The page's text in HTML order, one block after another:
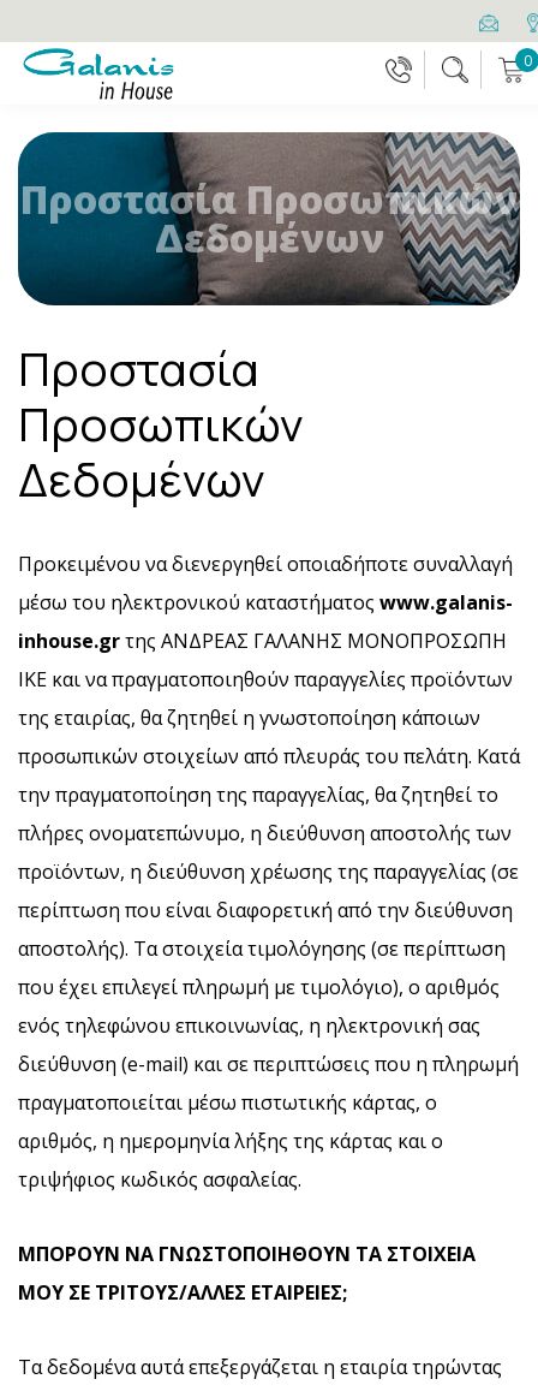
0
Προστασία Προσωπικών
Δεδομένων
Προστασία
Προσωπικών
Δεδομένων
Προκειμένου να διενεργηθεί οποιαδήποτε συναλλαγή
μέσω του ηλεκτρονικού καταστήματος www.galanis-
inhouse.grτης ΑΝΔΡΕΑΣ ΓΑΛΑΝΗΣ ΜΟΝΟΠΡΟΣΩΠΗ
ΙΚΕ και να πραγματοποιηθούν παραγγελίες προϊόντων
της εταιρίας, θα ζητηθεί η γνωστοποίηση κάποιων
προσωπικών στοιχείων από πλευράς του πελάτη. Κατά
την πραγματοποίηση της παραγγελίας, θα ζητηθεί το
πλήρες ονοματεπώνυμο, η διεύθυνση αποστολής των
προϊόντων, η διεύθυνση χρέωσης της παραγγελίας (σε
περίπτωση που είναι διαφορετική από την διεύθυνση
αποστολής). Τα στοιχεία τιμολόγησης (σε περίπτωση
που έχει επιλεγεί πληρωμή με τιμολόγιο), ο αριθμός
ενός τηλεφώνου επικοινωνίας, η ηλεκτρονική σας
διεύθυνση (e-mail) και σε περιπτώσεις που η πληρωμή
πραγματοποιείται μέσω πιστωτικής κάρτας, ο
αριθμός, η ημερομηνία λήξης της κάρτας και ο
τριψήφιος κωδικός ασφαλείας.
ΜΠΟΡΟΥΝ ΝΑ ΓΝΩΣΤΟΠΟΙΗΘΟΥΝ ΤΑ ΣΤΟΙΧΕΙΑ
ΜΟΥ ΣΕ ΤΡΙΤΟΥΣ/ΑΛΛΕΣ ΕΤΑΙΡΕΙΕΣ;
Τα δεδομένα αυτά επεξεργάζεται η εταιρία τηρώντας